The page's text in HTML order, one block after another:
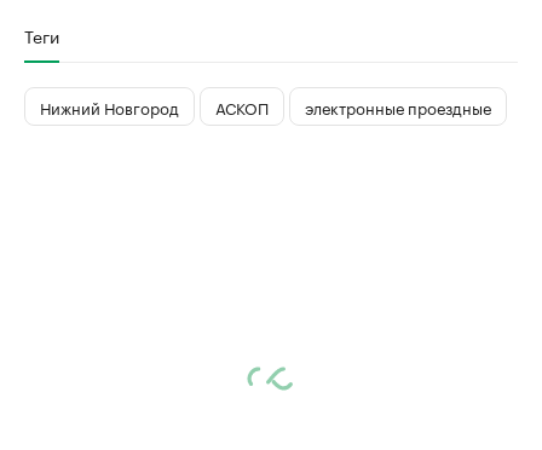
Теги
Нижний Новгород АСКОП электронные проездные